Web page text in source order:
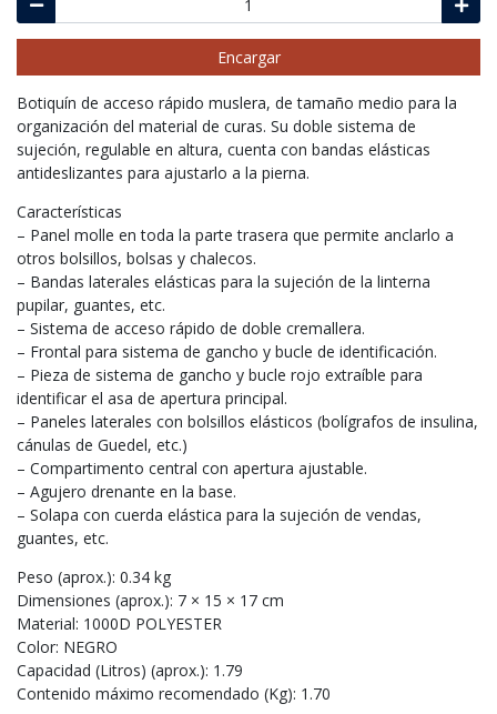
Encargar
Botiquín de acceso rápido muslera, de tamaño medio para la
organización del material de curas. Su doble sistema de
sujeción, regulable en altura, cuenta con bandas elásticas
antideslizantes para ajustarlo a la pierna.
Características
– Panel molle en toda la parte trasera que permite anclarlo a
otros bolsillos, bolsas y chalecos.
– Bandas laterales elásticas para la sujeción de la linterna
pupilar, guantes, etc.
– Sistema de acceso rápido de doble cremallera.
– Frontal para sistema de gancho y bucle de identificación.
– Pieza de sistema de gancho y bucle rojo extraíble para
identificar el asa de apertura principal.
– Paneles laterales con bolsillos elásticos (bolígrafos de insulina,
cánulas de Guedel, etc.)
– Compartimento central con apertura ajustable.
– Agujero drenante en la base.
– Solapa con cuerda elástica para la sujeción de vendas,
guantes, etc.
Peso (aprox.): 0.34 kg
Dimensiones (aprox.): 7 × 15 × 17 cm
Material: 1000D POLYESTER
Color: NEGRO
Capacidad (Litros) (aprox.): 1.79
Contenido máximo recomendado (Kg): 1.70